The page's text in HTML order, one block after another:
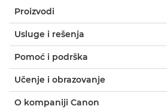
Proizvodi
Usluge i rešenja
Pomoć i podrška
Učenje i obrazovanje
O kompaniji Canon